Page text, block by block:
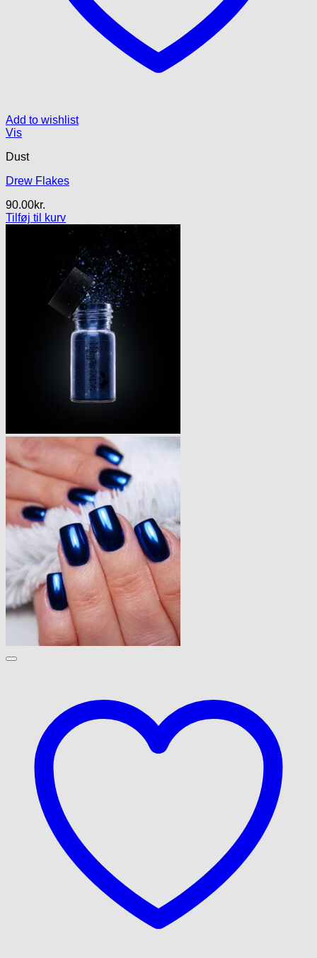
Add to wishlist
Vis
Dust
Drew Flakes
90.00kr.
Tilføj til kurv